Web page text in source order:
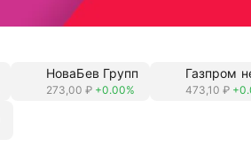
НоваБев Групп
273,00 ₽ +0.00%
Газпром
473,10 ₽